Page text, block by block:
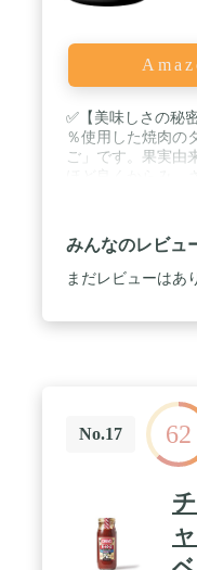
✅【美味しさの秘
％使用した焼肉の
ご」です。果実由
す。収穫された旬
度・柔らかさを見
イミングで加工に
な焼肉のたれを実
ション】シーンに
ンドした、果実た
す。果実の力でお
と「黄金の味」の
さい。 / ✅【使い
はもちろん、他に
付けや、煮物やカ
調味料としてもお
みんなのレビュ
まだレビューはあ
No.17 62